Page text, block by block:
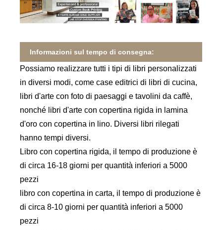
Informazioni sul tempo di consegna:
Possiamo realizzare tutti i tipi di libri personalizzati
in diversi modi, come case editrici di libri di cucina,
libri d'arte con foto di paesaggi e tavolini da caffè,
nonché libri d'arte con copertina rigida in lamina
d'oro con copertina in lino. Diversi libri rilegati
hanno tempi diversi.
Libro con copertina rigida, il tempo di produzione è
di circa 16-18 giorni per quantità inferiori a 5000
pezzi
libro con copertina in carta, il tempo di produzione è
di circa 8-10 giorni per quantità inferiori a 5000
pezzi